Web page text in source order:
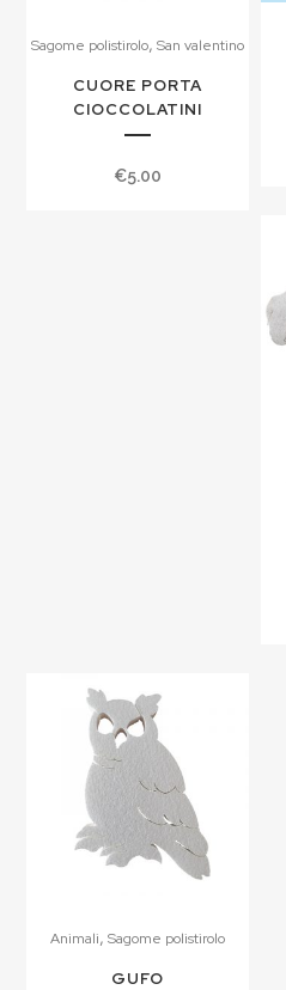
Sagome polistirolo,San valentino
CUORE PORTA
CIOCCOLATINI
€5.00
Animali,Sagome polistirolo
GUFO